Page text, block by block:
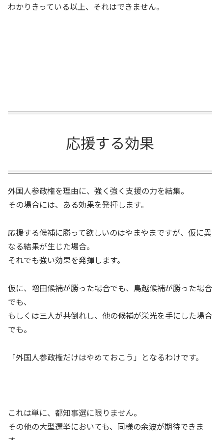
わかりきっている以上、それはできません。
応援する効果
外国人参政権を理由に、強く強く支援の力を結集。
その場合には、ある効果を発揮します。
応援する候補に勝って欲しいのはやまやまですが、仮に異
なる結果が生じた場合。
それでも強い効果を発揮します。
仮に、増田候補が勝った場合でも、鳥越候補が勝った場合
でも、
もしくは三人が共倒れし、他の候補が栄光を手にした場合
でも。
「外国人参政権だけはやめておこう」となるわけです。
これは単に、都知事選に限りません。
その他の大型選挙においても、同様の余波が期待できま